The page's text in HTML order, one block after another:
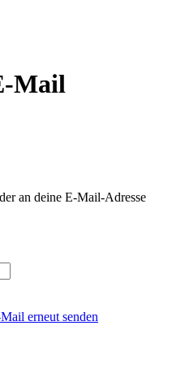
Mail
an deine E-Mail-Adresse
erneut senden